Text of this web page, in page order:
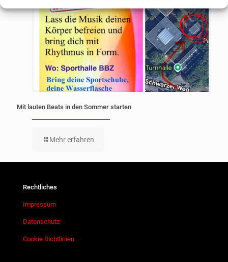
Mit lauten Beats in den Sommer starten
Mehr erfahren
Rechtliches
Impressum
Datenschutz
Cookie Richtlinien